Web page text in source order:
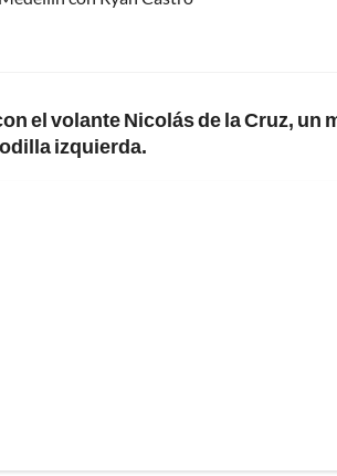
el volante Nicolás de la Cruz, un
izquierda.